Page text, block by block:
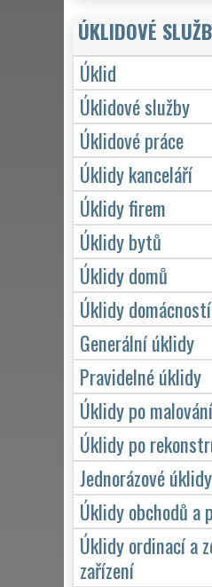
ÚKLIDOVÉ
Úklid
Úklidové služby
Úklidové práce
Úklidy kanceláří
Úklidy firem
Úklidy bytů
Úklidy domů
Úklidy domácností
Generální úklidy
Pravidelné úklidy
Úklidy po malování
Úklidy po
Jednorázové úklidy
Úklidy obchodů a
Úklidy ordinací a
zařízení